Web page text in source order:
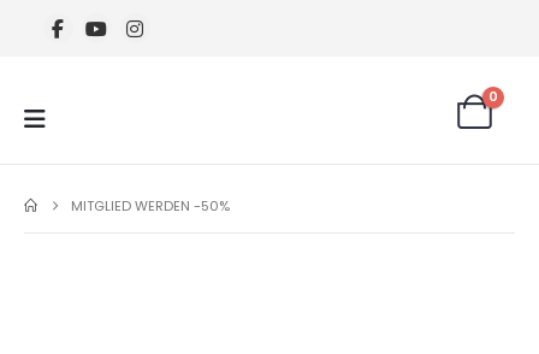
0
MITGLIED WERDEN -50%